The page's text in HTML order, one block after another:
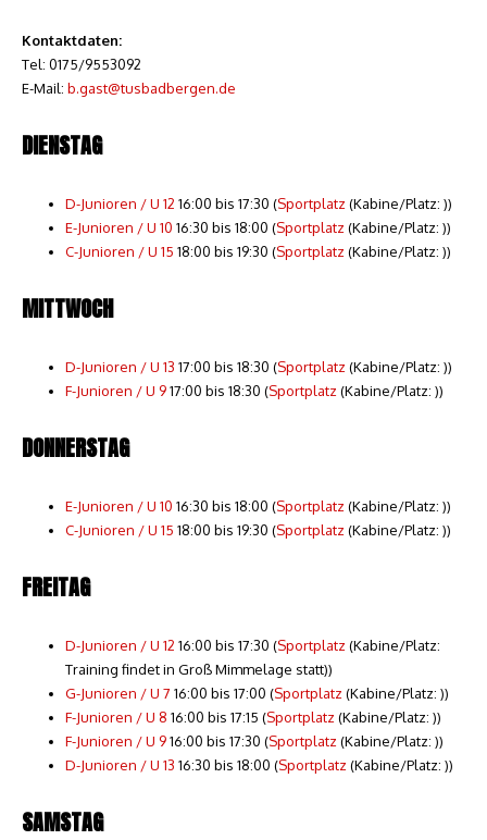
Kontaktdaten:
Tel: 0175/9553092
E-Mail: b.gast@tusbadbergen.de
DIENSTAG
D-Junioren / U 12 16:00 bis 17:30 (Sportplatz (Kabine/Platz: ))
E-Junioren / U 10 16:30 bis 18:00 (Sportplatz (Kabine/Platz: ))
C-Junioren / U 15 18:00 bis 19:30 (Sportplatz (Kabine/Platz: ))
MITTWOCH
D-Junioren / U 13 17:00 bis 18:30 (Sportplatz (Kabine/Platz: ))
F-Junioren / U 917:00 bis 18:30 (Sportplatz (Kabine/Platz: ))
DONNERSTAG
E-Junioren / U 10 16:30 bis 18:00 (Sportplatz (Kabine/Platz: ))
C-Junioren / U 15 18:00 bis 19:30 (Sportplatz (Kabine/Platz: ))
FREITAG
D-Junioren / U 12 16:00 bis 17:30 (Sportplatz (Kabine/Platz:
Training findet in Groß Mimmelage statt))
G-Junioren / U 7 16:00 bis 17:00 (Sportplatz (Kabine/Platz: ))
F-Junioren / U 8 16:00 bis 17:15 (Sportplatz (Kabine/Platz: ))
F-Junioren / U 916:00 bis 17:30 (Sportplatz (Kabine/Platz: ))
D-Junioren / U 13 16:30 bis 18:00 (Sportplatz (Kabine/Platz: ))
SAMSTAG